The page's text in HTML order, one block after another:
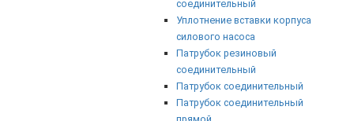
соединительный
Уплотнение вставки корпуса
силового насоса
Патрубок резиновый
соединительный
Патрубок соединительный
Патрубок соединительный